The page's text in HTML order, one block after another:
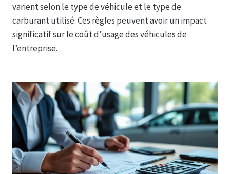
varient selon le type de véhicule et le type de
carburant utilisé. Ces règles peuvent avoir un impact
significatif sur le coût d’usage des véhicules de
l’entreprise.